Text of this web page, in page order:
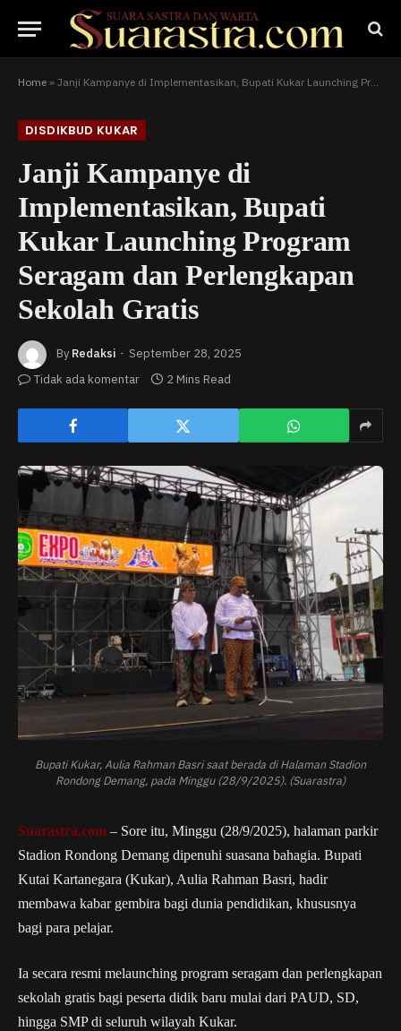
Home » Janji Kampanye di Implementasikan, Bupati Kukar Launching Program Seragam dan Perlengkapan Sekolah Gratis
DISDIKBUD KUKAR
Janji Kampanye di
Implementasikan, Bupati
Kukar Launching Program
Seragam dan Perlengkapan
Sekolah Gratis
By Redaksi
September 28, 2025
Tidak ada komentar
2 Mins Read
Bupati Kukar, Aulia Rahman Basri saat berada di Halaman Stadion
Rondong Demang, pada Minggu (28/9/2025). (Suarastra)
Suarastra.com – Sore itu, Minggu (28/9/2025), halaman parkir
Stadion Rondong Demang dipenuhi suasana bahagia. Bupati
Kutai Kartanegara (Kukar), Aulia Rahman Basri, hadir
membawa kabar gembira bagi dunia pendidikan, khususnya
bagi para pelajar.
Ia secara resmi melaunching program seragam dan perlengkapan
sekolah gratis bagi peserta didik baru mulai dari PAUD, SD,
hingga SMP di seluruh wilayah Kukar.